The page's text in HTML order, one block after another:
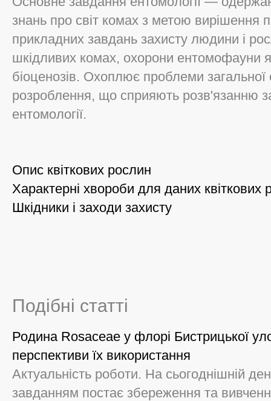
знань про світ комах з метою вирішення
прикладних завдань захисту людини і
шкідливих комах, охорони ентомофауни
біоценозів. Охоплює проблеми загальної
розроблення, що сприяють розв'язанню
ентомології.
Опис квіткових рослин
Характерні хвороби для даних квіткових
Шкідники і заходи захисту
Подібні статті
Родина Rosaceae у флорі Бистрицької
перспективи їх використання
Актуальність роботи. На сьогоднішній
завданням постає збереження та вивчення